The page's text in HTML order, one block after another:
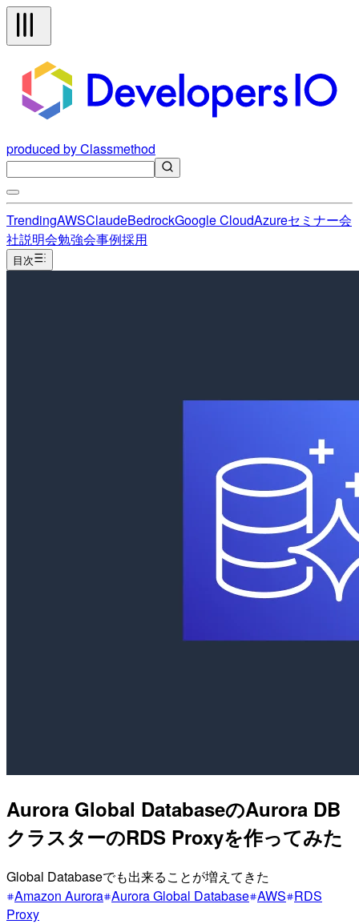
produced by Classmethod
TrendingAWSClaudeBedrockGoogle CloudAzureセミナー会
社説明会勉強会事例採用
目次
Aurora Global DatabaseのAurora DB
クラスターのRDS Proxyを作ってみた
Global Databaseでも出来ることが増えてきた
Amazon Aurora Aurora Global Database AWS RDS
Proxy